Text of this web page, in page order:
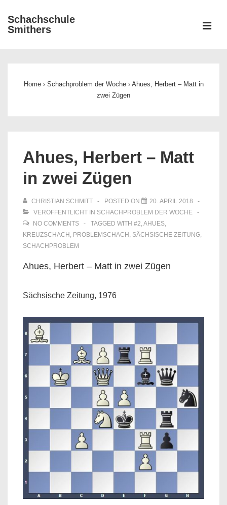
Zum
Inhalt
Schachschule
Smithers
Home › Schachproblem der Woche › Ahues, Herbert – Matt in
zwei Zügen
Ahues, Herbert – Matt
in zwei Zügen
CHRISTIAN SCHMITT POSTED ON
20. APRIL 2018
VERÖFFENTLICHT IN SCHACHPROBLEM DER WOCHE
NO COMMENTS
TAGGED WITH #2,AHUES,
KREUZSCHACH , PROBLEMSCHACH , SÄCHSISCHE ZEITUNG,
SCHACHPROBLEM
Ahues, Herbert – Matt in zwei Zügen
Sächsische Zeitung, 1976